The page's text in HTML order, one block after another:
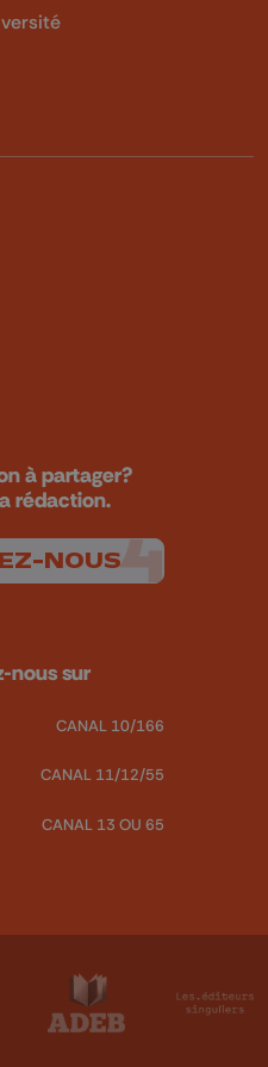
à partager?
rédaction.
NOUS
nous sur
CANAL 10/166
CANAL 11/12/55
CANAL 13 OU 65